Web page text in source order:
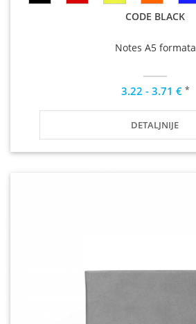
CODE BLACK
Notes A5 formata
3.22 - 3.71 € *
DETALJNIJE